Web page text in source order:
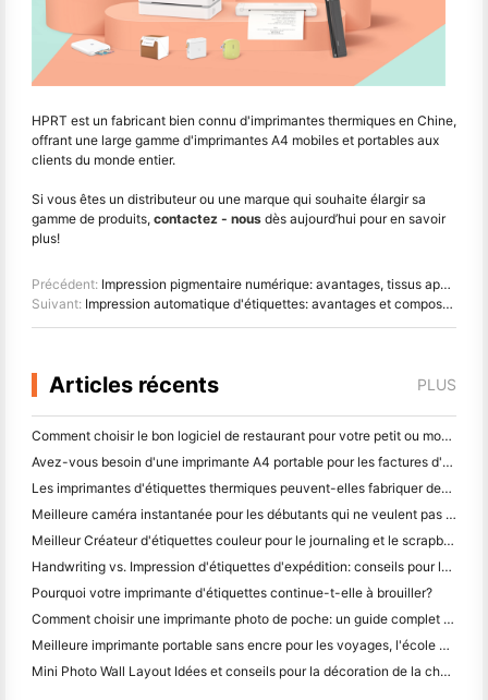
HPRT est un fabricant bien connu d'imprimantes thermiques en Chine,
offrant une large gamme d'imprimantes A4 mobiles et portables aux
clients du monde entier.
Si vous êtes un distributeur ou une marque qui souhaite élargir sa
gamme de produits, contactez - nous dès aujourd’hui pour en savoir
plus!
Précédent: Impression pigmentaire numérique: avantages, tissus appropriés, comparaison avec l'impression à l'encre de teinture (2024)
Suivant: Impression automatique d'étiquettes: avantages et composants clés pour une meilleure efficacité de fabrication
Articles récents PLUS
Comment choisir le bon logiciel de restaurant pour votre petit ou moyen restaurant
Avez-vous besoin d'une imprimante A4 portable pour les factures d'entrepôt? Ce qui fonctionne réellement
Les imprimantes d'étiquettes thermiques peuvent-elles fabriquer des étiquettes imperméables pour les produits des petites entreprises?
Meilleure caméra instantanée pour les débutants qui ne veulent pas gaspiller du papier
Meilleur Créateur d'étiquettes couleur pour le journaling et le scrapbooking: ajouter plus de couleur à chaque page
Handwriting vs. Impression d'étiquettes d'expédition: conseils pour les petites entreprises en 2026
Pourquoi votre imprimante d'étiquettes continue-t-elle à brouiller?
Comment choisir une imprimante photo de poche: un guide complet pour les utilisateurs de journaux, de voyages et d'iPhone
Meilleure imprimante portable sans encre pour les voyages, l'école et le travail mobile: Hanin MT620 Pro Review
Mini Photo Wall Layout Idées et conseils pour la décoration de la chambre à coucher et du dortoir